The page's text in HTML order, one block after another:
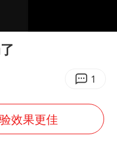
告全体市民书》
湾从来没有“独立”过
奖开幕式红裙起舞
1
效果更佳